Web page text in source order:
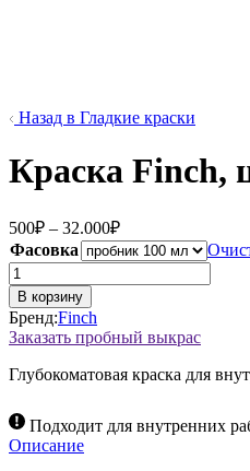
Назад в Гладкие краски
Краска Finch,
500₽ – 32.000₽Диапазон
цен:
500₽
–
Фасовка
Количество
товара
Краска
Finch,
цвет
543
В корзину
Бренд:Finch
Заказать пробный выкрас
Глубокоматовая краска для
Подходит для внутренних
Описание